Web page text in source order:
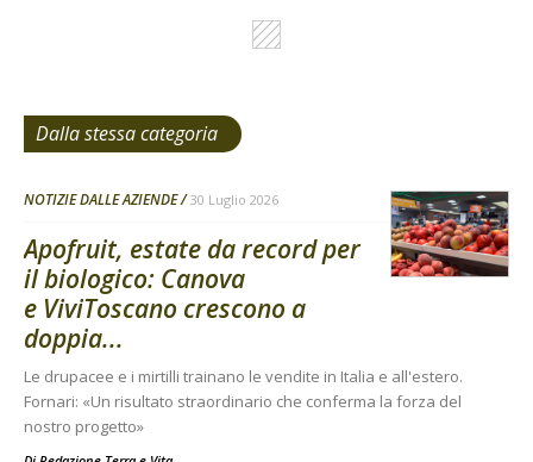
Dalla stessa categoria
NOTIZIE DALLE AZIENDE 30 Luglio 2026
Apofruit, estate da record per
il biologico: Canova
e ViviToscano crescono a
doppia...
Le drupacee e i mirtilli trainano le vendite in Italia e all'estero.
Fornari: «Un risultato straordinario che conferma la forza del
nostro progetto»